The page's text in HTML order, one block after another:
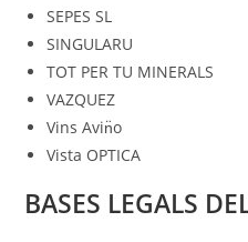
SEPES SL
SINGULARU
TOT PER TU MINERALS
VAZQUEZ
Vins Avin̈o
Vista OPTICA
BASES LEGALS